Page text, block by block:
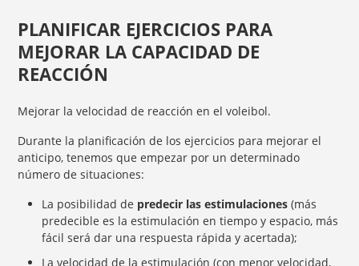
PLANIFICAR EJERCICIOS PARA
MEJORAR LA CAPACIDAD DE
REACCIÓN
Mejorar la velocidad de reacción en el voleibol.
Durante la planificación de los ejercicios para mejorar el
anticipo, tenemos que empezar por un determinado
número de situaciones:
La posibilidad de predecir las estimulaciones (más
predecible es la estimulación en tiempo y espacio, más
fácil será dar una respuesta rápida y acertada);
La velocidad de la estimulación (con menor velocidad,